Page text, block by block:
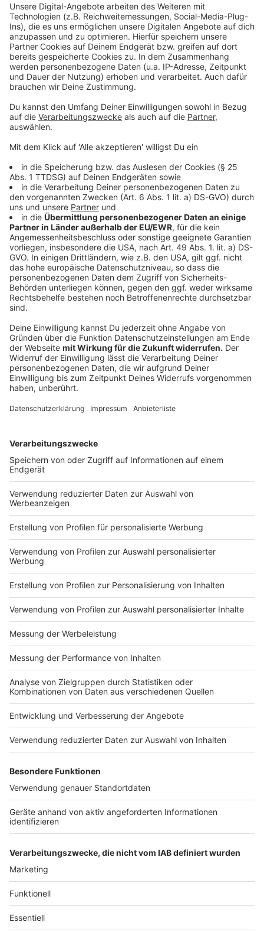
Etwas umständlich, aber Urlaub auf den Seychellen ist
in den Wintermonaten eher möglicher. Anders sieht es
zum Beispiel im beliebten Winter-UrlaubslandThailand
aus: Zwar wurde die Reisewarnung aufgehoben, doch
gibt es weiterhin keine Möglichkeit, als Tourist
einzureisen. Der Reiseverkehr für Touristen ist bis auf
weiteres eingestellt. Einzig Ausländer mit Besitz einer
gültigen thailändischen Arbeits- oder
Aufenthaltserlaubnis könnten beispielsweise ins Land.
Einreisesperre. Ausgenommen davon sind kanadische
Staatsangehörige und Personen mit permanentem
Aufenthaltsstatus.
Anzeige
Nur ein Drittstaat erlaubt problemlose Ein-
und Ausreise
Anzeige
Strikte Einreisebeschränkungen herrschen in vielen der
47 Drittstaaten vor, für die es keine Reisewarnung
mehr gibt. Welche vom Auswärtigen Amt abgestuft
worden sind, seht ihr (in alphabetischer Reihenfolge)
Botsuana, Brunei Darussalam, China, Cookinseln,
Jordanien, Kambodscha, Kanada, Kiribati, Kuba, Laos,
Macau, Malaysia, Marshallinseln, Mauritius,
Mikronesien, Myanmar, Nauru, Neuseeland, Palau,
Ruanda, Salomonen, Samoa, Seychellen, Singapur, Sri
Lanka, St. Kitts und Nevis, St. Lucia, St. Vincent und
die Grenadinen, Südkorea, Taiwan, Thailand, Tonga,
Tunesien, Tuvalu, Uganda, Uruguay, Vanuatu und
Vietnam
Anzeige
Für das Land Georgienrät das Auswärtige Amt
"lediglich wegen der globalen Pandemielage zu
besonderer Vorsicht". Das bedeutet, dass in Georgien
wieder ohne Beschränkungen ein- und ausgereist
werden darf.
Anzeige
Das Auswärtige Amt weist darauf hin, dass es sich bei
Reisewarnungennicht um ein Reiseverbothandelt:
Verantwortung, ob sie eine Reise antreten."
Autor: Joachim Schultheis
Anzeige